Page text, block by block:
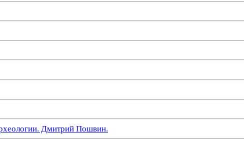
Дмитрий Пошвин.